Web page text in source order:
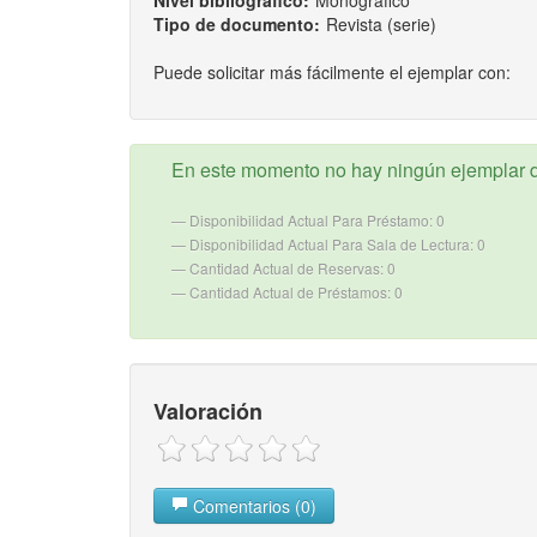
Tipo de documento: Revista (serie)
Puede solicitar más fácilmente el ejemplar con:
En este momento no hay ningún ejemplar
Disponibilidad Actual Para Préstamo: 0
Disponibilidad Actual Para Sala de Lectura: 0
Cantidad Actual de Reservas: 0
Cantidad Actual de Préstamos: 0
Valoración
Comentarios (0)